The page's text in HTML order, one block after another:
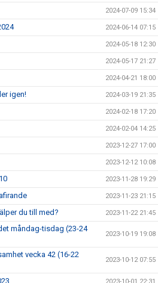
2024-07-09 15:34
2024-06-14 07:15
2024-05-18 12:30
2024-05-17 21:27
2024-04-21 18:00
igen! 2024-03-19 21:35
2024-02-18 17:20
2024-02-04 14:25
2023-12-27 17:00
2023-12-12 10:08
2023-11-28 19:29
2023-11-23 21:15
du till med? 2023-11-22 21:45
måndag-tisdag (23-24
2023-10-19 19:08
vecka 42 (16-22
2023-10-12 07:55